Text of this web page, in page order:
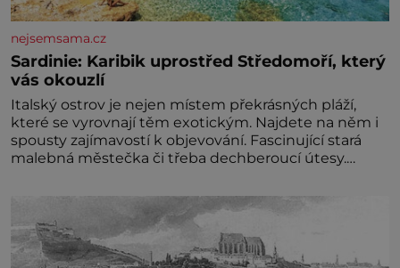
nejsemsama.cz
Sardinie: Karibik uprostřed Středomoří, který
vás okouzlí
Italský ostrov je nejen místem překrásných pláží,
které se vyrovnají těm exotickým. Najdete na něm i
spousty zajímavostí k objevování. Fascinující stará
malebná městečka či třeba dechberoucí útesy.
jedné třetiny České republiky vás ohromí nejen
svými plážemi s bílým pískem jako v Karibiku, ale i
divokou krajinou, také bohatou historií i
luxusem.Zjistěte,